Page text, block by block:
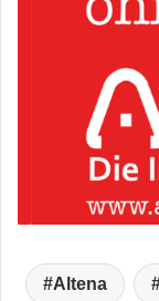
Altena